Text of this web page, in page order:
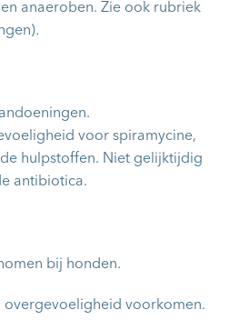
anaeroben. Zie ook rubriek
.
voor spiramycine,
hulpstoffen. Niet gelijktijdig
antibiotica.
bij honden.
overgevoeligheid voorkomen.